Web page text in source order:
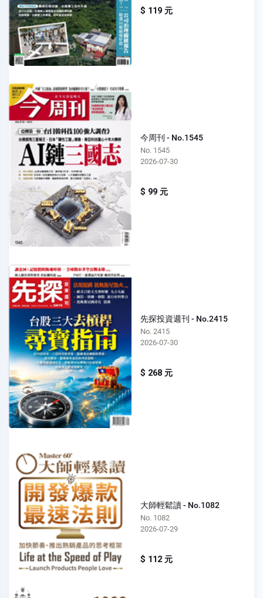
$ 119 元
今周刊 - No.1545
No. 1545
2026-07-30
$ 99 元
先探投資週刊 - No.2415
No. 2415
2026-07-30
$ 268 元
大師輕鬆讀 - No.1082
No. 1082
2026-07-29
$ 112 元